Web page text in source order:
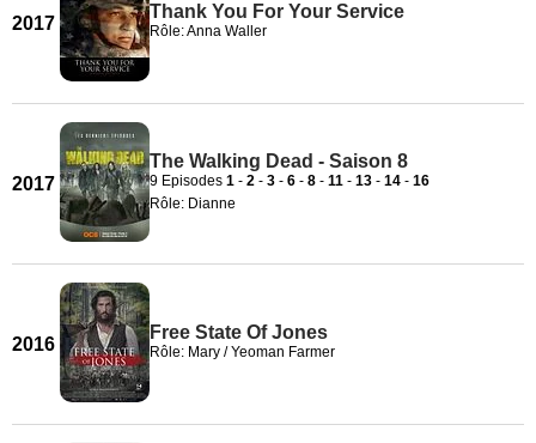
2017
Thank You For Your Service
Rôle: Anna Waller
2017
The Walking Dead - Saison 8
9 Episodes 1 - 2 - 3 - 6 - 8 - 11 - 13 - 14 - 16
Rôle: Dianne
2016
Free State Of Jones
Rôle: Mary / Yeoman Farmer